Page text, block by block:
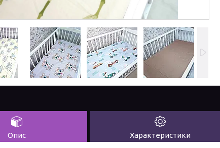
Опис Характеристики